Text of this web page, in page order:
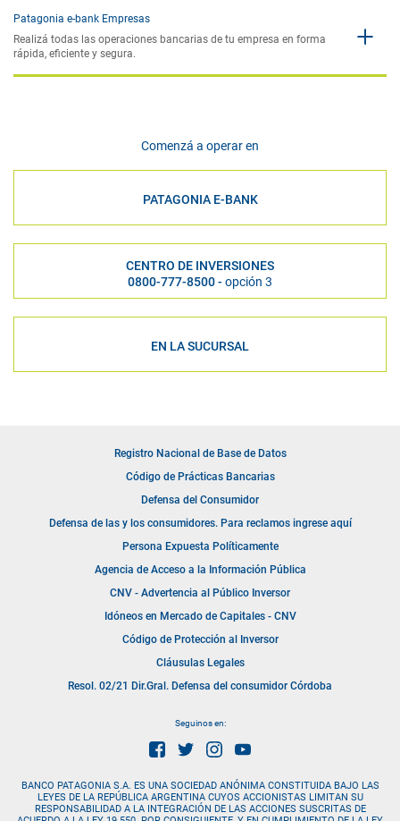
Patagonia e-bank Empresas
Realizá todas las operaciones bancarias de tu empresa en forma
rápida, eficiente y segura.
Comenzá a operar en
PATAGONIA E-BANK
CENTRO DE INVERSIONES
0800-777-8500 - opción 3
EN LA SUCURSAL
Registro Nacional de Base de Datos
Código de Prácticas Bancarias
Defensa del Consumidor
Defensa de las y los consumidores. Para reclamos ingrese aquí
Persona Expuesta Políticamente
Agencia de Acceso a la Información Pública
CNV - Advertencia al Público Inversor
Idóneos en Mercado de Capitales - CNV
Código de Protección al Inversor
Cláusulas Legales
Resol. 02/21 Dir.Gral. Defensa del consumidor Córdoba
Seguinos en:
BANCO PATAGONIA S.A. ES UNA SOCIEDAD ANÓNIMA CONSTITUIDA BAJO LAS
LEYES DE LA REPÚBLICA ARGENTINA CUYOS ACCIONISTAS LIMITAN SU
RESPONSABILIDAD A LA INTEGRACIÓN DE LAS ACCIONES SUSCRITAS DE